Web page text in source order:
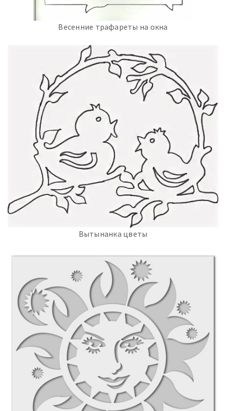
Весенние трафареты на окна
Вытынанка цветы